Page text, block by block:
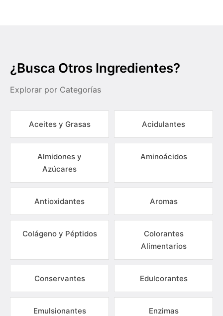
¿Busca Otros Ingredientes?
Explorar por Categorías
Aceites y Grasas Acidulantes
Almidones y
Azúcares
Aminoácidos
Antioxidantes Aromas
Colágeno y Péptidos
Colorantes
Alimentarios
Conservantes Edulcorantes
Emulsionantes Enzimas